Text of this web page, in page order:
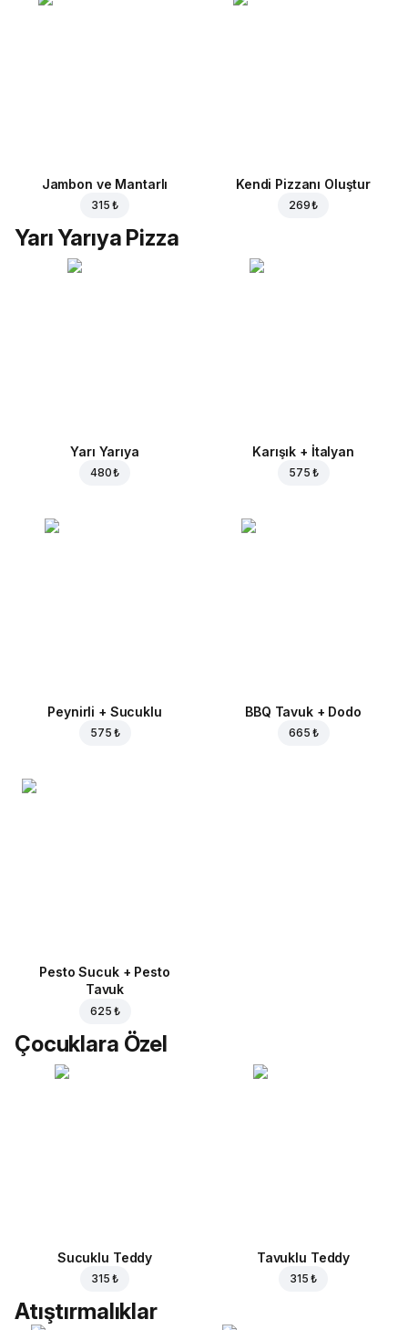
Jambon ve Mantarlı
315 ₺
Kendi Pizzanı Oluştur
269 ₺
Yarı Yarıya Pizza
Yarı Yarıya
480 ₺
Karışık + İtalyan
575 ₺
Peynirli + Sucuklu
575 ₺
BBQ Tavuk + Dodo
665 ₺
Pesto Sucuk + Pesto
Tavuk
625 ₺
Çocuklara Özel
Sucuklu Teddy
315 ₺
Tavuklu Teddy
315 ₺
Atıştırmalıklar